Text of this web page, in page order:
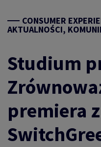
CONSUMER
AKTUALNOŚCI,
Studium
premiera z